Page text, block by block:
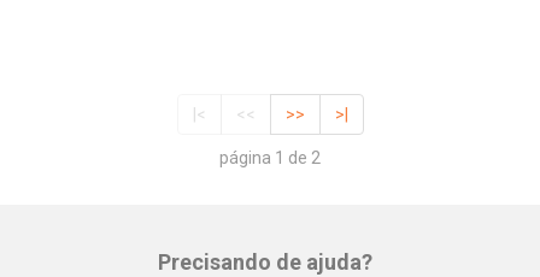
|< << >> >|
página 1 de 2
Precisando de ajuda?